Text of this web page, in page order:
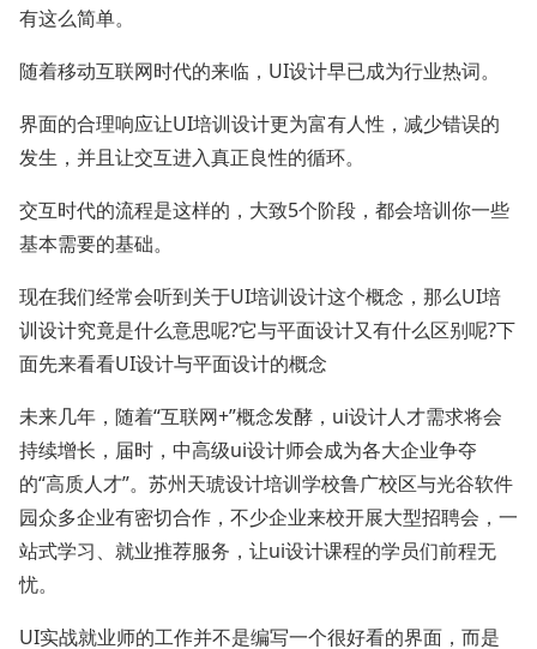
有这么简单。
随着移动互联网时代的来临，UI设计早已成为行业热词。
界面的合理响应让UI培训设计更为富有人性，减少错误的
发生，并且让交互进入真正良性的循环。
交互时代的流程是这样的，大致5个阶段，都会培训你一些
基本需要的基础。
现在我们经常会听到关于UI培训设计这个概念，那么UI培
训设计究竟是什么意思呢?它与平面设计又有什么区别呢?下
面先来看看UI设计与平面设计的概念
未来几年，随着“互联网+”概念发酵，ui设计人才需求将会
持续增长，届时，中高级ui设计师会成为各大企业争夺
的“高质人才”。苏州天琥设计培训学校鲁广校区与光谷软件
园众多企业有密切合作，不少企业来校开展大型招聘会，一
站式学习、就业推荐服务，让ui设计课程的学员们前程无
忧。
UI实战就业师的工作并不是编写一个很好看的界面，而是